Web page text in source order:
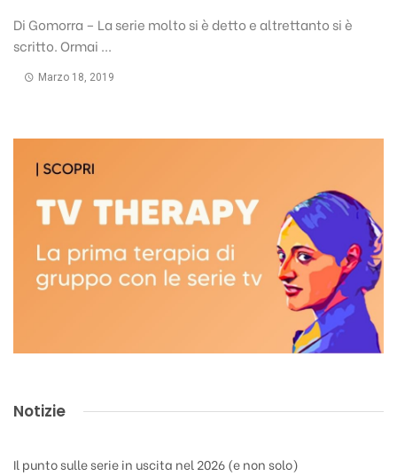
Di Gomorra – La serie molto si è detto e altrettanto si è
scritto. Ormai ...
Marzo 18, 2019
Notizie
Il punto sulle serie in uscita nel 2026 (e non solo)